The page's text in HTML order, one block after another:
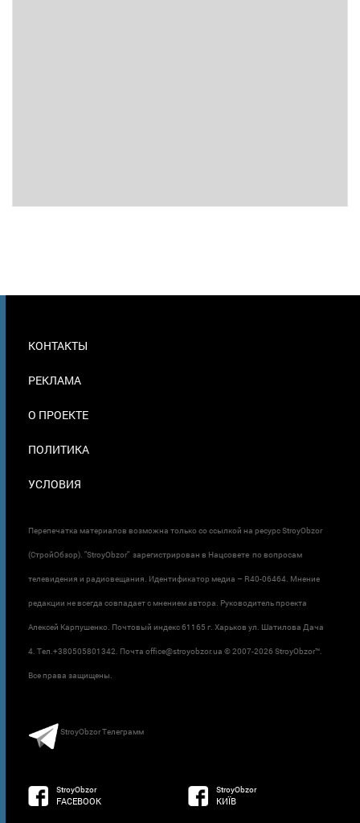
В
КОНТАКТЫ
РЕКЛАМА
О ПРОЕКТЕ
ПОЛИТИКА
УСЛОВИЯ
Перепечатка материалов возможна только со ссылкой на ресурс StroyObzor
(СтройОбзор). "StroyObzor" зарегистрирован в Нацсовете по вопросам
телевидения и радиовещания. Идентификатор медиа – R40-06464. Мнение
редакции не всегда совпадает с мнением автора. Руководитель проекта
Алексей Карпушенко. Почтовый индекс 61165 г. Харьков ул. Шатилова Дача
4. Тел.+380505801342. Почта office@stroyobzor.ua © 2007-2026 StroyObzor™.
Все права защищены.
StroyObzor Телеграмм
StroyObzor
FACEBOOK
StroyObzor
КИЇВ